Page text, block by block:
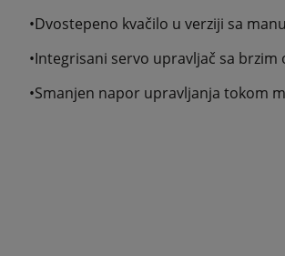
•Dvostepeno kvačilo u verziji sa
•Integrisani servo upravljač sa brzim
•Smanjen napor upravljanja tokom